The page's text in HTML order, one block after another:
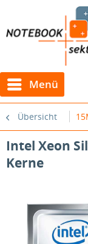
Menü
Übersicht
Intel Xeon
Kerne